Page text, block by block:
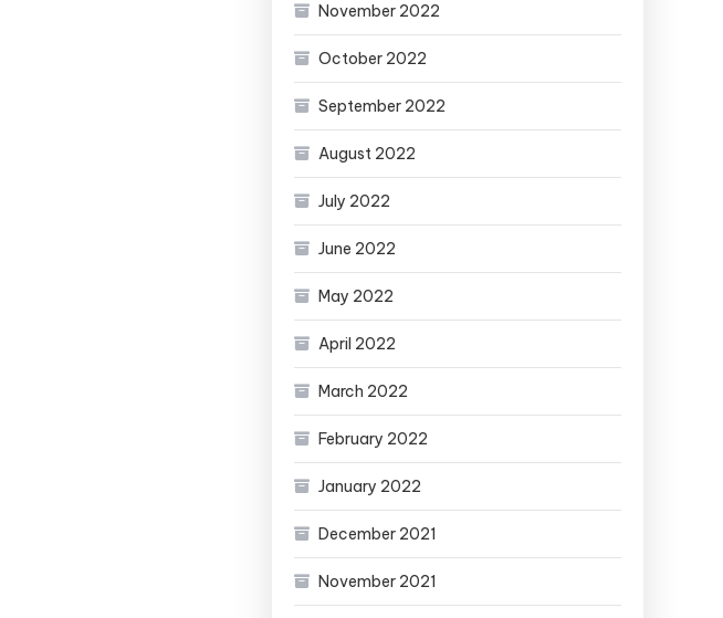
November 2022
October 2022
September 2022
August 2022
July 2022
June 2022
May 2022
April 2022
March 2022
February 2022
January 2022
December 2021
November 2021